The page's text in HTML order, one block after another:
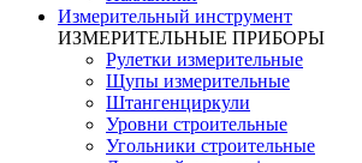
Измерительный инструмент
ИЗМЕРИТЕЛЬНЫЕ ПРИБОРЫ
Рулетки измерительные
Щупы измерительные
Штангенциркули
Уровни строительные
Угольники строительные